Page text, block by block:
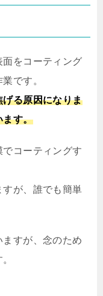
面をコーティング
です。
る原因になりま
ます。
コーティングす
が、誰でも簡単
すが、念のため